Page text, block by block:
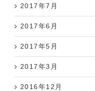
2017年7月
2017年6月
2017年5月
2017年3月
2016年12月